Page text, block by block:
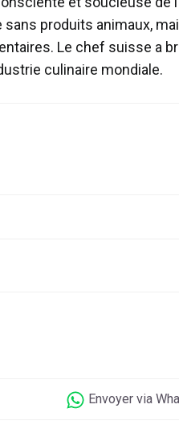
produits animaux,
Le chef suisse a
culinaire mondiale.
Envoyervia